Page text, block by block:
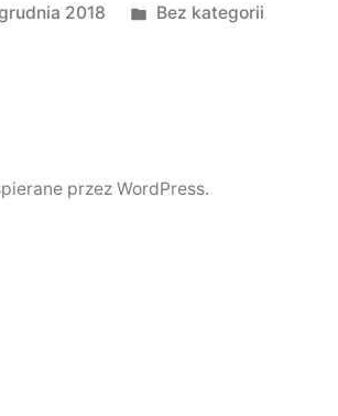
2018
Opublikowano
Bez kategorii
przez WordPress.